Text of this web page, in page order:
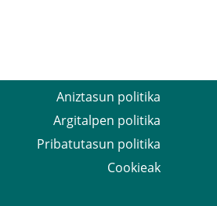
Aniztasun politika
Argitalpen politika
Pribatutasun politika
Cookieak